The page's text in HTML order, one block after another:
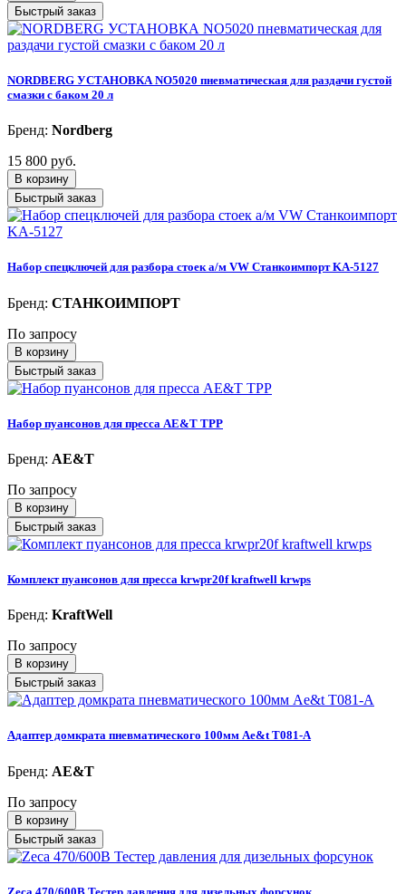
Быстрый заказ
NORDBERG УСТАНОВКА NO5020 пневматическая для раздачи густой
смазки с баком 20 л
Бренд: Nordberg
15 800 руб.
В корзину
Быстрый заказ
Набор спецключей для разбора стоек а/м VW Станкоимпорт KA-5127
Бренд: СТАНКОИМПОРТ
По запросу
В корзину
Быстрый заказ
Набор пуансонов для пресса AE&T TPP
Бренд: AE&T
По запросу
В корзину
Быстрый заказ
Комплект пуансонов для пресса krwpr20f kraftwell krwps
Бренд: KraftWell
По запросу
В корзину
Быстрый заказ
Адаптер домкрата пневматического 100мм Ae&t T081-A
Бренд: AE&T
По запросу
В корзину
Быстрый заказ